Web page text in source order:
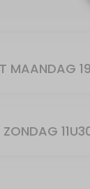
MAANDAG